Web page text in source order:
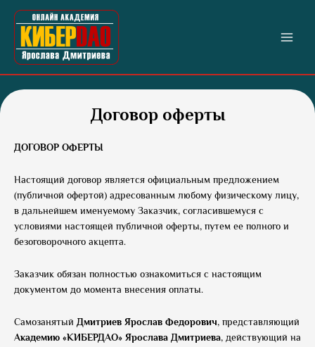
содержимому
Menu
Договор оферты
ДОГОВОР ОФЕРТЫ
Настоящий договор является официальным предложением
(публичной офертой) адресованным любому физическому лицу,
в дальнейшем именуемому Заказчик, согласившемуся с
условиями настоящей публичной оферты, путем ее полного и
безоговорочного акцепта.
Заказчик обязан полностью ознакомиться с настоящим
документом до момента внесения оплаты.
Самозанятый Дмитриев Ярослав Федорович, представляющий
Академию «КИБЕРДАО» Ярослава Дмитриева, действующий на